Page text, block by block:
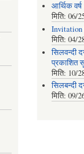
आर्थिक
मिति: 06/
Invitation
मिति: 04/
सिलवन्दी
प्रकाशित
मिति: 10/
सिलबन्दी
मिति: 09/